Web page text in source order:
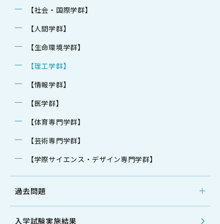
【社会・国際学群】
【人間学群】
【生命環境学群】
【理工学群】
【情報学群】
【医学群】
【体育専門学群】
【芸術専門学群】
【学際サイエンス・デザイン専門学群】
過去問題
入学試験実施結果